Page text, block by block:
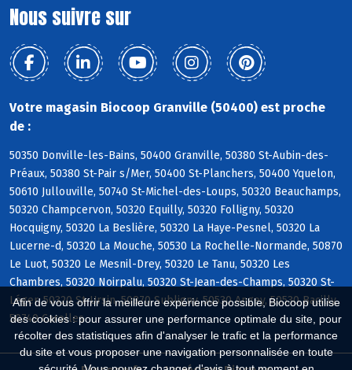
Afin de vous offrir la meilleure expérience possible, Biocoop utilise
des cookies : pour assurer une performance optimale du site, pour
récolter des statistiques afin d'analyser le trafic et la performance
du site et vous proposer une navigation personnalisée en toute
Nous suivre sur
Votre magasin Biocoop Granville (50400) est proche
de :
50350 Donville-les-Bains, 50400 Granville, 50380 St-Aubin-des-
Préaux, 50380 St-Pair s/Mer, 50400 St-Planchers, 50400 Yquelon,
50610 Jullouville, 50740 St-Michel-des-Loups, 50320 Beauchamps,
50320 Champcervon, 50320 Equilly, 50320 Folligny, 50320
Hocquigny, 50320 La Beslière, 50320 La Haye-Pesnel, 50320 La
Lucerne-d, 50320 La Mouche, 50530 La Rochelle-Normande, 50870
Le Luot, 50320 Le Mesnil-Drey, 50320 Le Tanu, 50320 Les
Chambres, 50320 Noirpalu, 50320 St-Jean-des-Champs, 50320 St-
Léger, 50320 St-Ursin, 50870 Subligny, 50530 Angey, 50530 Bacilly,
50740 Carolles